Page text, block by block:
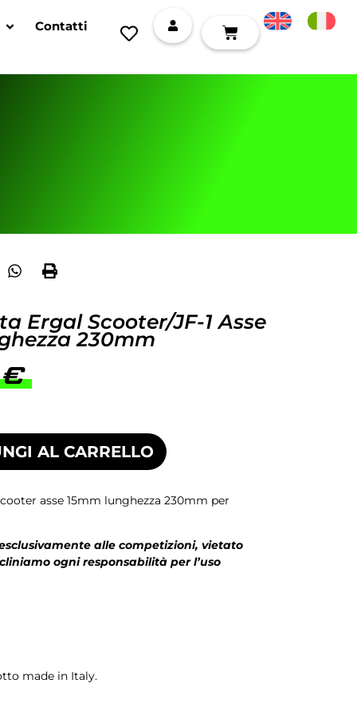
Contatti
Ergal Scooter/JF-1 Asse
230mm
€
AL CARRELLO
asse 15mm lunghezza 230mm per
alle competizioni, vietato
ogni responsabilità per l’uso
made in Italy.